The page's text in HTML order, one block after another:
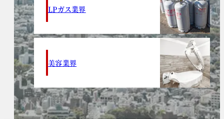
LPガス業界
美容業界